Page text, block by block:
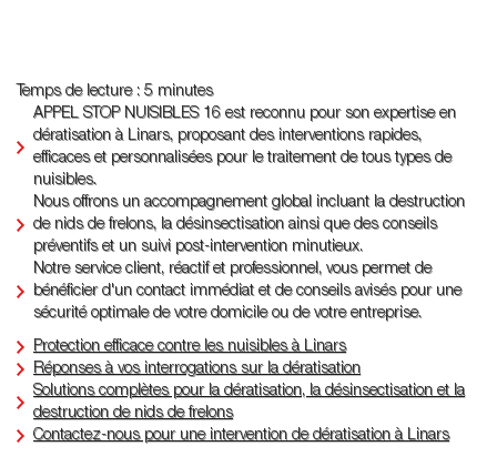
Temps de lecture : 5 minutes
APPEL STOP NUISIBLES 16 est reconnu pour son expertise en
dératisation à Linars, proposant des interventions rapides,
efficaces et personnalisées pour le traitement de tous types de
nuisibles.
Nous offrons un accompagnement global incluant la destruction
de nids de frelons, la désinsectisation ainsi que des conseils
préventifs et un suivi post-intervention minutieux.
Notre service client, réactif et professionnel, vous permet de
bénéficier d'un contact immédiat et de conseils avisés pour une
sécurité optimale de votre domicile ou de votre entreprise.
Protection efficace contre les nuisibles à Linars
Réponses à vos interrogations sur la dératisation
Solutions complètes pour la dératisation, la désinsectisation et la
destruction de nids de frelons
Contactez-nous pour une intervention de dératisation à Linars